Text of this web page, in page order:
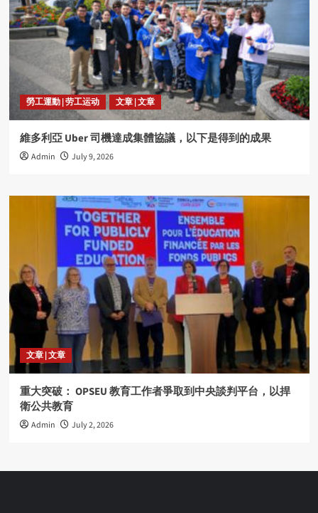
勞工運動 | 劳工运动 文章 | 文章
維多利亞 Uber 司機達成集體協議，以下是得到的成果
Admin July 9, 2026
文章 | 文章
重大突破： OPSEU 教育工作者爭取到中央談判平台，以捍
衛公共教育
Admin July 2, 2026